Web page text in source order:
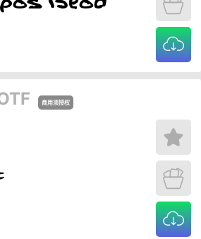
商用须授权